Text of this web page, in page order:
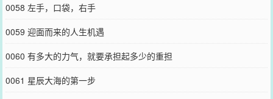
0058 左手，口袋，右手
0059 迎面而来的人生机遇
0060 有多大的力气，就要承担起多少的重担
0061 星辰大海的第一步